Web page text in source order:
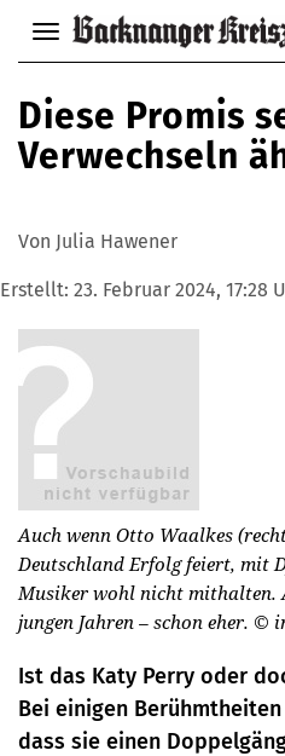
Navigation
anzeigen
bzw.
verbergen
Diese Promis
Verwechseln
Von Julia Hawener
Erstellt: 23. Februar 2024, 17:28
Auch wenn Otto Waalkes
Deutschland Erfolg feiert, mit
Musiker wohl nicht mithalten.
jungen Jahren – schon eher. ©
Ist das Katy Perry oder
Bei einigen
dass sie einen